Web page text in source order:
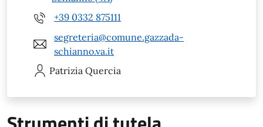
+39 0332 875111
segreteria@comune.gazzada-
schianno.va.it
Patrizia Quercia